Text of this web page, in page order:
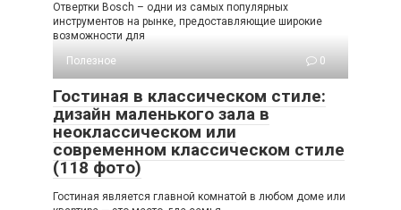
Отвертки Bosch – одни из самых популярных
инструментов на рынке, предоставляющие широкие
возможности для
Полезное
0
Гостиная в классическом стиле:
дизайн маленького зала в
неоклассическом или
современном классическом стиле
(118 фото)
Гостиная является главной комнатой в любом доме или